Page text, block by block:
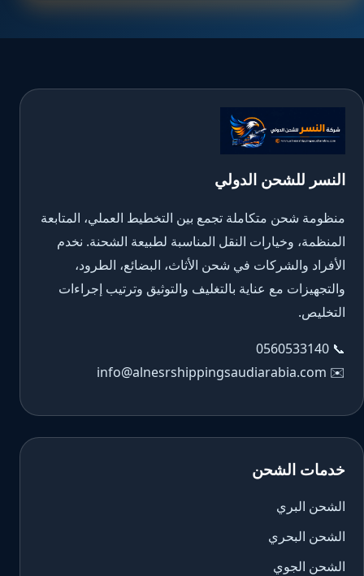
النسر للشحن الدولي
منظومة شحن متكاملة تجمع بين التخطيط العملي، المتابعة
المنظمة، وخيارات النقل المناسبة لطبيعة الشحنة. نخدم
الأفراد والشركات في شحن الأثاث، البضائع، الطرود،
والتجهيزات مع عناية بالتغليف والتوثيق وترتيب إجراءات
التخليص.
📞
0560533140
✉️
info@alnesrshippingsaudiarabia.com
خدمات الشحن
الشحن البري
الشحن البحري
الشحن الجوي